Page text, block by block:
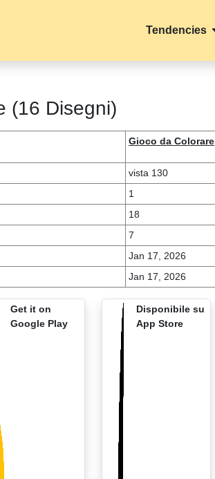
Tendencies
(16 Disegni)
Gioco da Colorare
vista 130
1
18
7
Jan 17, 2026
Jan 17, 2026
Get it on
Google Play
Disponibile su
App Store